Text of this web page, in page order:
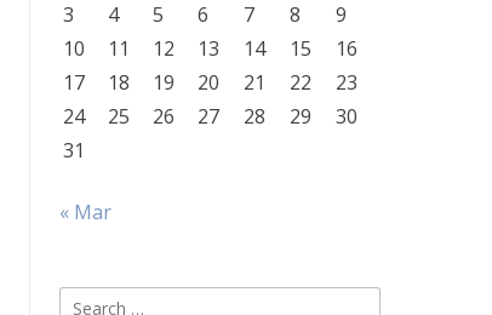
3
4 5 6 7 8
9
10
11 12 13 14 15
16
17
18 19 20 21 22
23
24
25 26 27 28 29
30
31
« Mar
Search